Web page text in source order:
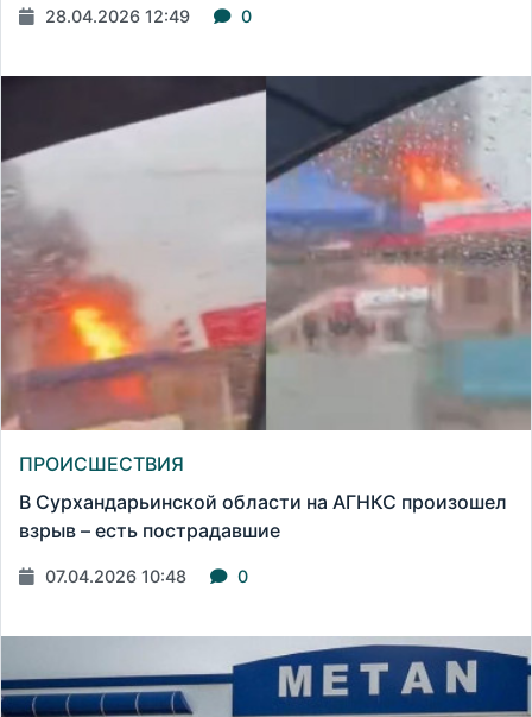
28.04.2026 12:49 0
ПРОИСШЕСТВИЯ
В Сурхандарьинской области на АГНКС произошел
взрыв – есть пострадавшие
07.04.2026 10:48 0